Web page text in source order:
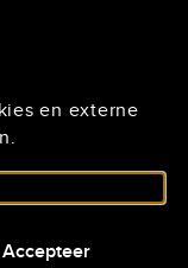
en externe
Accepteer